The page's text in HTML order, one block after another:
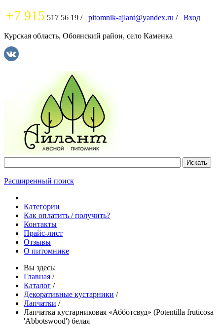
+7 915 517 56 19 / pitomnik-ajlant@yandex.ru / Вход
Курская область, Обоянский район, село Каменка
Расширенный поиск
Категории
Как оплатить / получить?
Контакты
Прайс-лист
Отзывы
О питомнике
Вы здесь:
Главная /
Каталог /
Декоративные кустарники /
Лапчатки /
Лапчатка кустарниковая «Абботсвуд» (Potentilla fruticosa
'Abbotswood') белая